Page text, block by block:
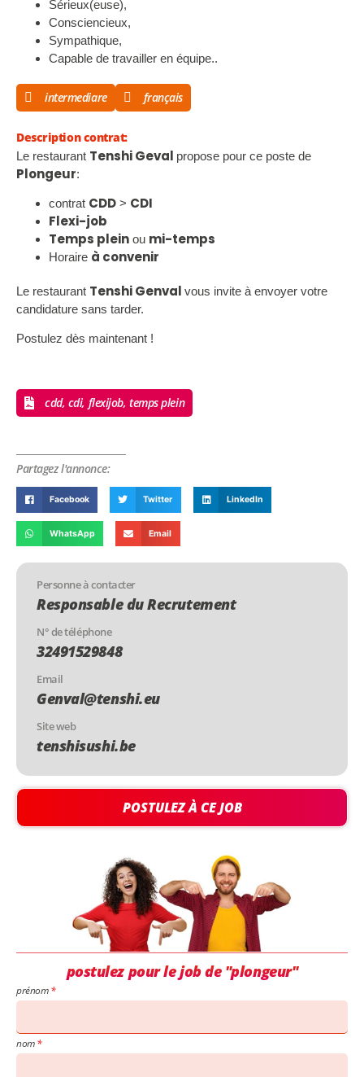
Sérieux(euse),
Consciencieux,
Sympathique,
Capable de travailler en équipe..
intermediare français
Description contrat:
Le restaurant Tenshi Geval propose pour ce poste de
Plongeur:
contrat CDD > CDI
Flexi-job
Temps plein ou mi-temps
Horaire à convenir
Le restaurant Tenshi Genval vous invite à envoyer votre
candidature sans tarder.
Postulez dès maintenant !
cdd, cdi, flexijob, temps plein
Partagez l'annonce:
Facebook Twitter LinkedIn
WhatsApp Email
Personne à contacter
Responsable du Recrutement
N° de téléphone
32491529848
Email
Genval@tenshi.eu
Site web
tenshisushi.be
POSTULEZ À CE JOB
postulez pour le job de "plongeur"
prénom
nom